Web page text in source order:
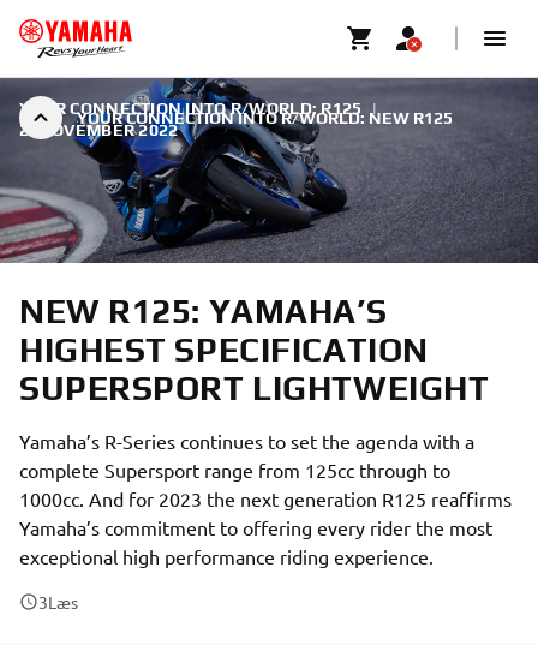
YOUR CONNECTION INTO R/WORLD: NEW R125
YOUR CONNECTION INTO R/WORLD: R125
|
2. NOVEMBER 2022
NEW R125: YAMAHA’S
HIGHEST SPECIFICATION
SUPERSPORT LIGHTWEIGHT
Yamaha’s R-Series continues to set the agenda with a
complete Supersport range from 125cc through to
1000cc. And for 2023 the next generation R125 reaffirms
Yamaha’s commitment to offering every rider the most
exceptional high performance riding experience.
3Læs